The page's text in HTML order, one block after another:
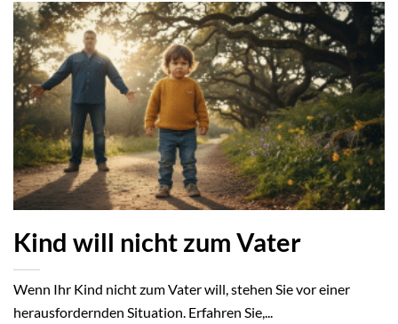
Kind will nicht zum Vater
Wenn Ihr Kind nicht zum Vater will, stehen Sie vor einer
herausfordernden Situation. Erfahren Sie,...